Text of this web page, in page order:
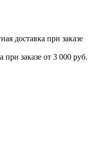
доставка при заказе
при заказе от 3 000 руб.